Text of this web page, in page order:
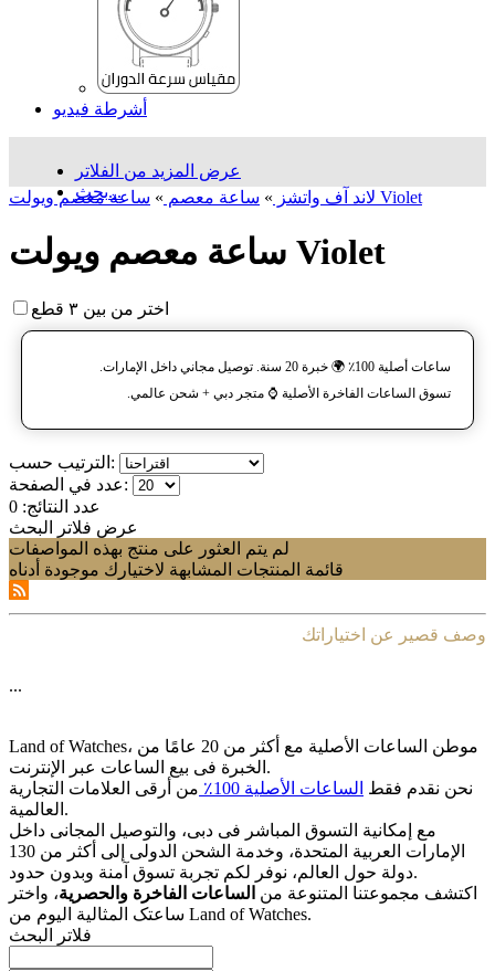
أشرطة فيديو
عرض المزيد من الفلاتر
بحث...
لاند آف واتشز » ساعة معصم » ساعة معصم ویولت Violet
ساعة معصم ویولت Violet
اختر من بين ٣ قطع
ساعات أصلية 100٪ 🌍 خبرة 20 سنة. توصيل مجاني داخل الإمارات.
تسوق الساعات الفاخرة الأصلية ⌚️ متجر دبي + شحن عالمي.
الترتيب حسب:
عدد في الصفحة:
عدد النتائج: 0
عرض فلاتر البحث
لم يتم العثور على منتج بهذه المواصفات
قائمة المنتجات المشابهة لاختيارك موجودة أدناه
وصف قصير عن اختياراتك
...
Land of Watches، موطن الساعات الأصلیة مع أکثر من 20 عامًا من
الخبرة فی بیع الساعات عبر الإنترنت.
نحن نقدم فقط الساعات الأصلیة 100٪
من أرقى العلامات التجاریة
العالمیة.
مع إمکانیة التسوق المباشر فی دبی، والتوصیل المجانی داخل
الإمارات العربیة المتحدة، وخدمة الشحن الدولی إلى أکثر من 130
دولة حول العالم، نوفر لکم تجربة تسوق آمنة وبدون حدود.
اکتشف مجموعتنا المتنوعة من الساعات الفاخرة والحصریة، واختر
ساعتک المثالیة الیوم من Land of Watches.
فلاتر البحث